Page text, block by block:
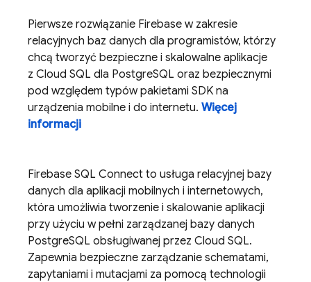
Pierwsze rozwiązanie Firebase w zakresie
relacyjnych baz danych dla programistów, którzy
chcą tworzyć bezpieczne i skalowalne aplikacje
z Cloud SQL dla PostgreSQL oraz bezpiecznymi
pod względem typów pakietami SDK na
urządzenia mobilne i do internetu. Więcej
informacji
Firebase SQL Connect to usługa relacyjnej bazy
danych dla aplikacji mobilnych i internetowych,
która umożliwia tworzenie i skalowanie aplikacji
przy użyciu w pełni zarządzanej bazy danych
PostgreSQL obsługiwanej przez Cloud SQL.
Zapewnia bezpieczne zarządzanie schematami,
zapytaniami i mutacjami za pomocą technologii